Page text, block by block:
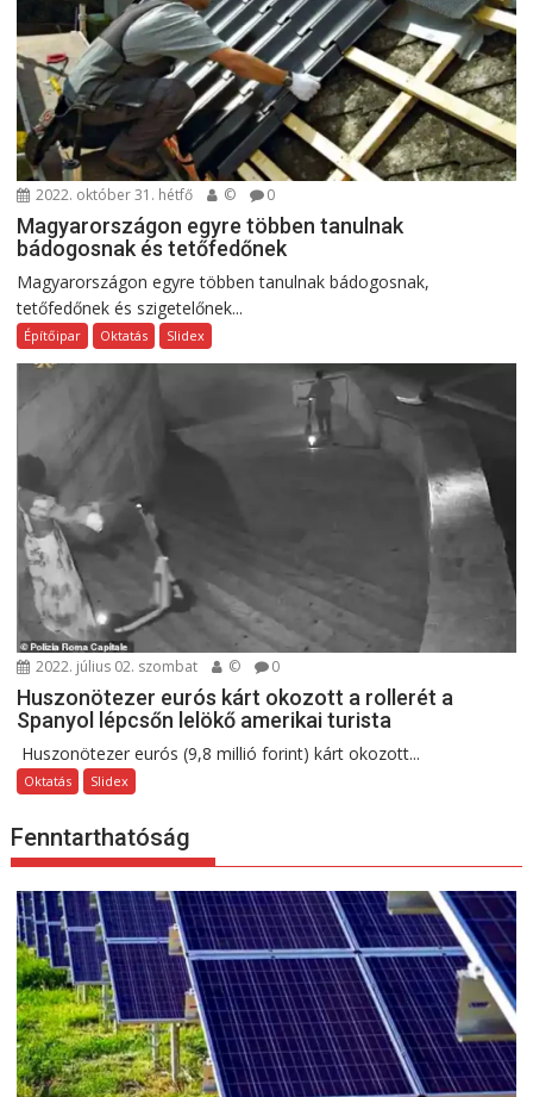
2022. október 31. hétfő © 0
Magyarországon egyre többen tanulnak
bádogosnak és tetőfedőnek
Magyarországon egyre többen tanulnak bádogosnak,
tetőfedőnek és szigetelőnek...
Építőipar Oktatás Slidex
2022. július 02. szombat © 0
Huszonötezer eurós kárt okozott a rollerét a
Spanyol lépcsőn lelökő amerikai turista
Huszonötezer eurós (9,8 millió forint) kárt okozott...
Oktatás Slidex
Fenntarthatóság